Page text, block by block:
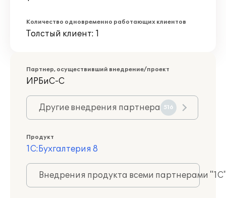
Количество одновременно работающих клиентов
Толстый клиент: 1
Партнер, осуществивший внедрение/проект
ИРБиС-С
Другие внедрения партнера 516
Продукт
1С:Бухгалтерия 8
Внедрения продукта всеми партнерами